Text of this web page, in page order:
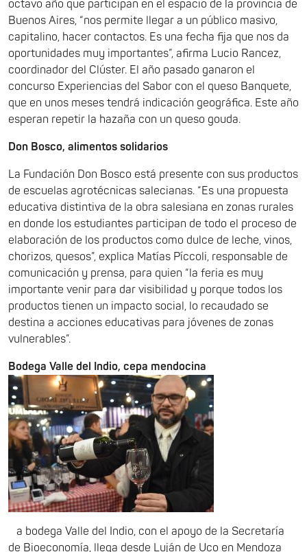
octavo año que participan en el espacio de la provincia de
Buenos Aires, “nos permite llegar a un público masivo,
capitalino, hacer contactos. Es una fecha fija que nos da
oportunidades muy importantes”, afirma Lucio Rancez,
coordinador del Clúster. El año pasado ganaron el
concurso Experiencias del Sabor con el queso Banquete,
que en unos meses tendrá indicación geográfica. Este año
esperan repetir la hazaña con un queso gouda.
Don Bosco, alimentos solidarios
La Fundación Don Bosco está presente con sus productos
de escuelas agrotécnicas salecianas. “Es una propuesta
educativa distintiva de la obra salesiana en zonas rurales
en donde los estudiantes participan de todo el proceso de
elaboración de los productos como dulce de leche, vinos,
chorizos, quesos”, explica Matías Píccoli, responsable de
comunicación y prensa, para quien “la feria es muy
importante venir para dar visibilidad y porque todos los
productos tienen un impacto social, lo recaudado se
destina a acciones educativas para jóvenes de zonas
vulnerables”.
Bodega Valle del Indio, cepa mendocina
a bodega Valle del Indio, con el apoyo de la Secretaría
de Bioeconomía, llega desde Luján de Uco en Mendoza